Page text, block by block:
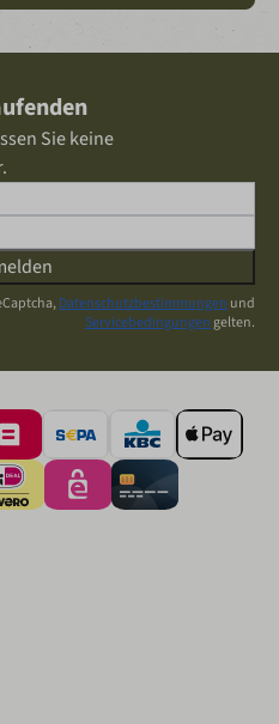
Sie keine
Datenschutzbestimmungen und
Servicebedingungengelten.